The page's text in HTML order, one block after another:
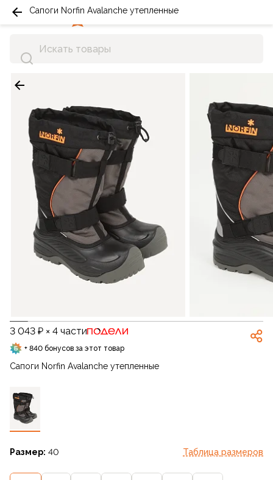
3 043 ₽ × 4 части
+ 840 бонусов за этот товар
Сапоги Norfin Avalanche утепленные
Размер: 40 Таблица размеров
Сапоги Norfin Avalanche утепленные